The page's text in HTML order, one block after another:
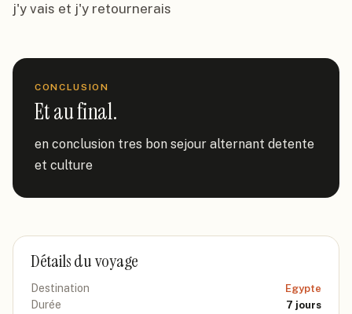
j'y vais et j'y retournerais
CONCLUSION
Et au final.
en conclusion tres bon sejour alternant detente
et culture
Détails du voyage
Destination Egypte
Durée 7 jours